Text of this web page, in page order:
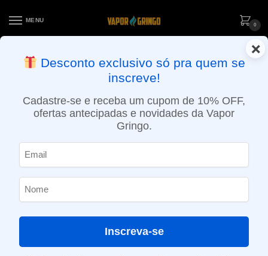
MENU
0
ENTREGA NO MESMO DIA EM SÃO PAULO (SEG A SEX): PEDIDOS
APROVADOS ATÉ 15:30 VIA MOTOBOY
×
Desconto exclusivo só pra quem se
inscreve!
Cadastre-se e receba um cupom de 10% OFF,
ofertas antecipadas e novidades da Vapor
Gringo.
Inscreva-se